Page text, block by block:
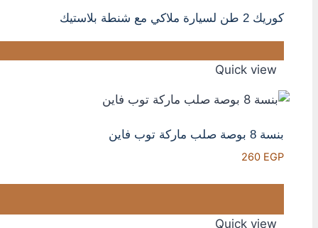
كوريك 2 طن لسيارة ملاكي مع شنطة بلاستيك
Quick view
بنسة 8 بوصة صلب ماركة توب فاين
260 EGP
Quick view